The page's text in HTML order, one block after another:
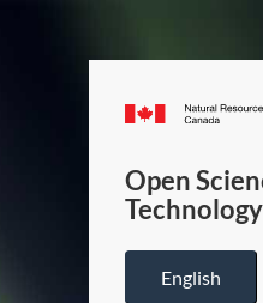
Open
English